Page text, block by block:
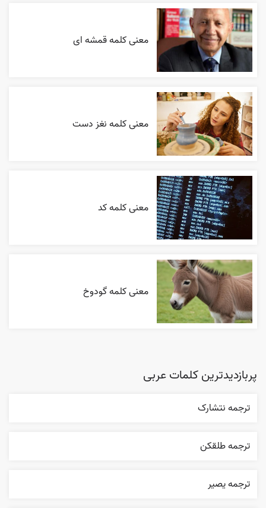
معنی کلمه قمشه ای
معنی کلمه نغز دست
معنی کلمه کد
معنی کلمه گودوخ
پربازدیدترین کلمات عربی
ترجمه نتشارک
ترجمه طلقکن
ترجمه یصیر